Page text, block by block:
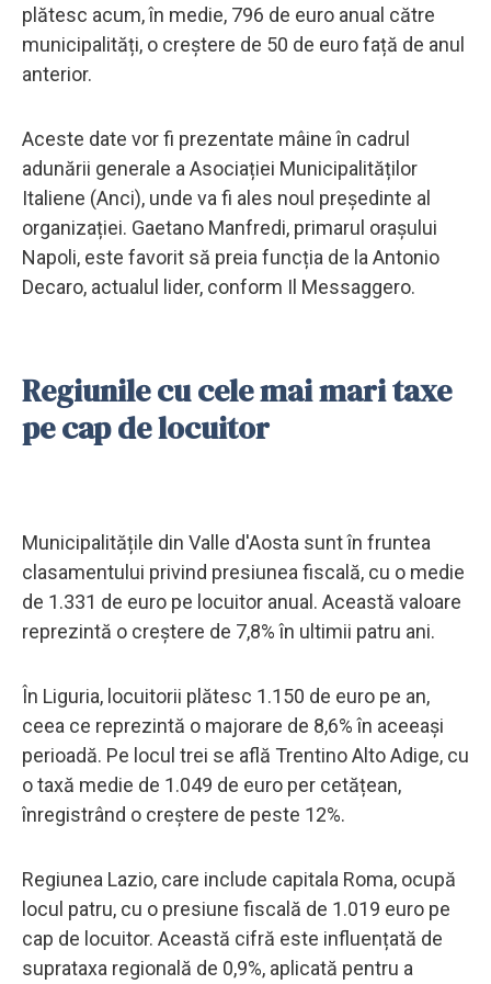
plătesc acum, în medie, 796 de euro anual către
municipalități, o creștere de 50 de euro față de anul
anterior.
Aceste date vor fi prezentate mâine în cadrul
adunării generale a Asociației Municipalităților
Italiene (Anci), unde va fi ales noul președinte al
organizației. Gaetano Manfredi, primarul orașului
Napoli, este favorit să preia funcția de la Antonio
Decaro, actualul lider, conform Il Messaggero.
Regiunile cu cele mai mari taxe
pe cap de locuitor
Municipalitățile din Valle d'Aosta sunt în fruntea
clasamentului privind presiunea fiscală, cu o medie
de 1.331 de euro pe locuitor anual. Această valoare
reprezintă o creștere de 7,8% în ultimii patru ani.
În Liguria, locuitorii plătesc 1.150 de euro pe an,
ceea ce reprezintă o majorare de 8,6% în aceeași
perioadă. Pe locul trei se află Trentino Alto Adige, cu
o taxă medie de 1.049 de euro per cetățean,
înregistrând o creștere de peste 12%.
Regiunea Lazio, care include capitala Roma, ocupă
locul patru, cu o presiune fiscală de 1.019 euro pe
cap de locuitor. Această cifră este influențată de
suprataxa regională de 0,9%, aplicată pentru a